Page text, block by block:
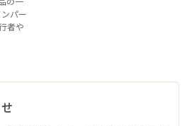
パー
者や